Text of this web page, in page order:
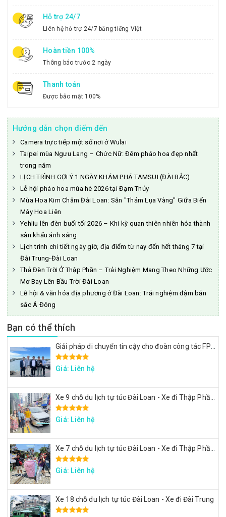
Hỗ trợ 24/7
Liên hệ hỗ trợ 24/7 bằng tiếng Việt
Hoàn tiền 100%
Thông báo trước 2 ngày
Thanh toán
Được bảo mật 100%
Hướng dẫn chọn điểm đến
Camera trực tiếp một số nơi ở Wulai
Taipei mùa Ngưu Lang – Chức Nữ: Đêm pháo hoa đẹp nhất
trong năm
LỊCH TRÌNH GỢI Ý 1 NGÀY KHÁM PHÁ TAMSUI (ĐÀI BẮC)
Lễ hội pháo hoa mùa hè 2026 tại Đạm Thủy
Mùa Hoa Kim Châm Đài Loan: Săn "Thảm Lụa Vàng" Giữa Biển
Mây Hoa Liên
Yehliu lên đèn buổi tối 2026 – Khi kỳ quan thiên nhiên hóa thành
sân khấu ánh sáng
Lịch trình chi tiết ngày giờ, địa điểm từ nay đến hết tháng 7 tại
Đài Trung-Đài Loan
Thả Đèn Trời Ở Thập Phần – Trải Nghiệm Mang Theo Những Ước
Mơ Bay Lên Bầu Trời Đài Loan
Lễ hội & văn hóa địa phương ở Đài Loan: Trải nghiệm đậm bản
sắc Á Đông
Bạn có thể thích
Giá: Liên hệ
Giá: Liên hệ
Giá: Liên hệ
Xe 18 chỗ du lịch tự túc Đài Loan - Xe đi Đài Trung